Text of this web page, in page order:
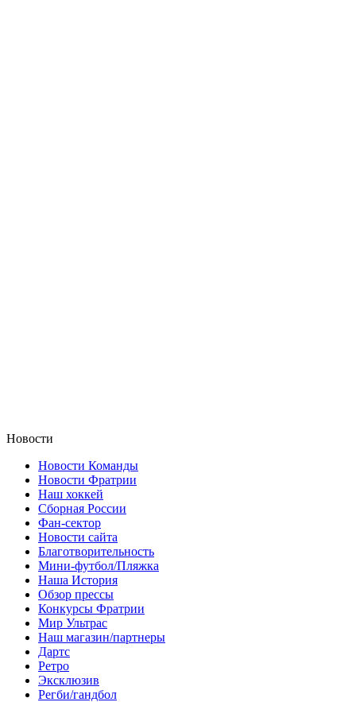
Новости
Новости Команды
Новости Фратрии
Наш хоккей
Сборная России
Фан-cектор
Новости сайта
Благотворительность
Мини-футбол/Пляжка
Наша История
Обзор прессы
Конкурсы Фратрии
Мир Ультрас
Наш магазин/партнеры
Дартс
Ретро
Эксклюзив
Регби/гандбол